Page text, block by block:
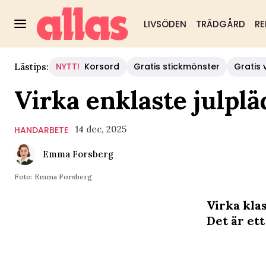
LIVSÖDEN TRÄDGÅRD
Lästips: NYTT! Korsord Gratis stickmönster Gratis
Virka enklaste
HANDARBETE 14 dec, 2025
Emma Forsberg
Foto: Emma Forsberg
Virka
Det är